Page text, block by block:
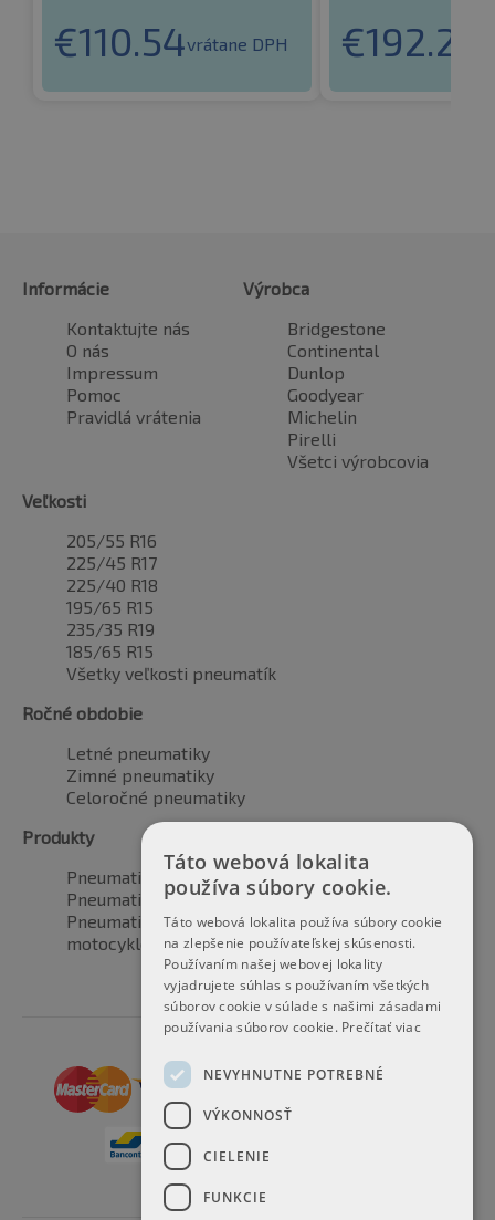
€110.54vrátane DPH €192.25
Informácie
Kontaktujte nás
O nás
Impressum
Pomoc
Pravidlá vrátenia
Výrobca
Bridgestone
Continental
Dunlop
Goodyear
Michelin
Pirelli
Všetci výrobcovia
Veľkosti
205/55 R16
225/45 R17
225/40 R18
195/65 R15
235/35 R19
185/65 R15
Všetky veľkosti pneumatík
Ročné obdobie
Letné pneumatiky
Zimné pneumatiky
Celoročné pneumatiky
Produkty
Pneumatiky pre automobily
Pneumatiky pre SUV / 4x4
Pneumatiky pre dodávku
motocyklové pneumatiky
Táto webová lokalita
používa súbory cookie.
Táto webová lokalita používa súbory cookie
na zlepšenie používateľskej skúsenosti.
Používaním našej webovej lokality
vyjadrujete súhlas s používaním všetkých
súborov cookie v súlade s našimi zásadami
používania súborov cookie. Prečítať viac
NEVYHNUTNE POTREBNÉ
VÝKONNOSŤ
CIELENIE
FUNKCIE